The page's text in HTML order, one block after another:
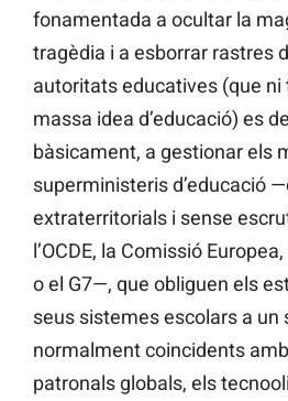
fonamentada a ocultar la
tragèdia i a esborrar rastres
autoritats educatives (que
massa idea d’educació) es
bàsicament, a gestionar els
superministeris d’educació
extraterritorials i sense
l’OCDE, la Comissió
o el G7—, que obliguen els
seus sistemes escolars a un
normalment coincidents
patronals globals, els